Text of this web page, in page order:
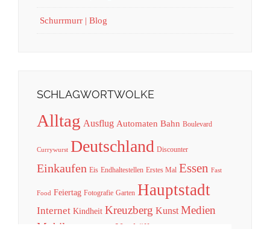
Schurrmurr | Blog
SCHLAGWORTWOLKE
Alltag Ausflug Automaten Bahn Boulevard
Currywurst Deutschland Discounter
Einkaufen Eis Endhaltestellen Erstes Mal Essen Fast
Food Feiertag Fotografie Garten Hauptstadt
Internet Kindheit Kreuzberg Kunst Medien